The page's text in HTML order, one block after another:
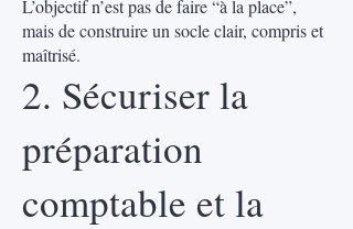
L’objectif n’est pas de faire “à la place”,
mais de construire un socle clair, compris et
maîtrisé.
2. Sécuriser la
préparation
comptable et la